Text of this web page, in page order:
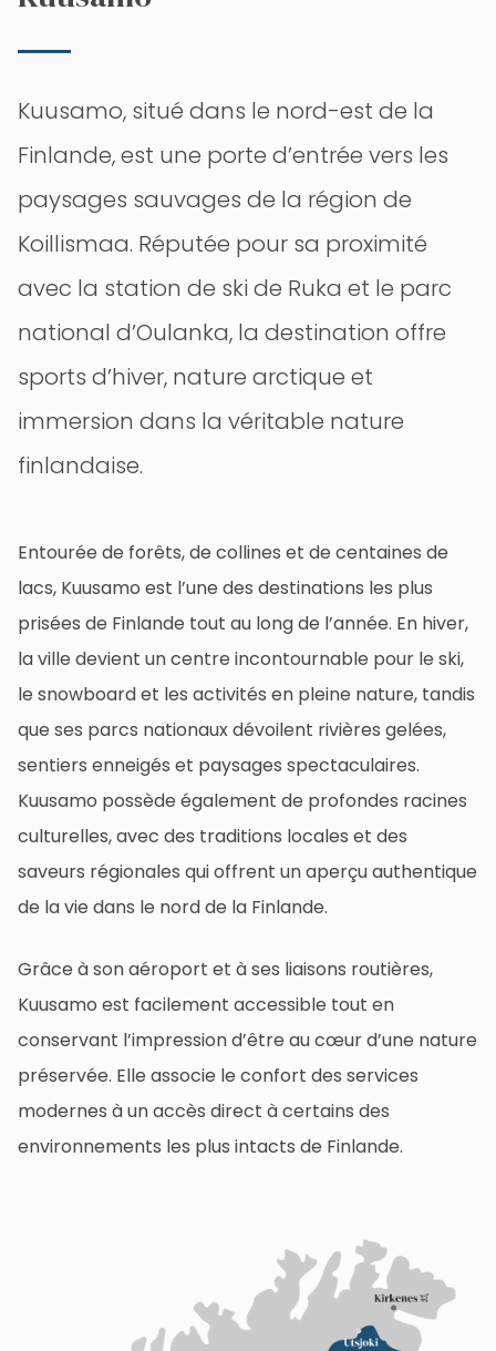
Kuusamo, situé dans le nord-est de la
Finlande, est une porte d’entrée vers les
paysages sauvages de la région de
Koillismaa. Réputée pour sa proximité
avec la station de ski de Ruka et le parc
national d’Oulanka, la destination offre
sports d’hiver, nature arctique et
immersion dans la véritable nature
finlandaise.
Entourée de forêts, de collines et de centaines de
lacs, Kuusamo est l’une des destinations les plus
prisées de Finlande tout au long de l’année. En hiver,
la ville devient un centre incontournable pour le ski,
le snowboard et les activités en pleine nature, tandis
que ses parcs nationaux dévoilent rivières gelées,
sentiers enneigés et paysages spectaculaires.
Kuusamo possède également de profondes racines
culturelles, avec des traditions locales et des
saveurs régionales qui offrent un aperçu authentique
de la vie dans le nord de la Finlande.
Grâce à son aéroport et à ses liaisons routières,
Kuusamo est facilement accessible tout en
conservant l’impression d’être au cœur d’une nature
préservée. Elle associe le confort des services
modernes à un accès direct à certains des
environnements les plus intacts de Finlande.